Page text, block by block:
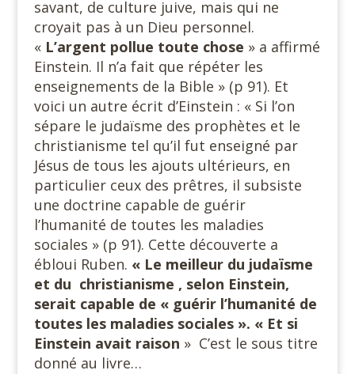
savant, de culture juive, mais qui ne
croyait pas à un Dieu personnel.
« L’argent pollue toute chose » a affirmé
Einstein. Il n’a fait que répéter les
enseignements de la Bible » (p 91). Et
voici un autre écrit d’Einstein : « Si l’on
sépare le judaïsme des prophètes et le
christianisme tel qu’il fut enseigné par
Jésus de tous les ajouts ultérieurs, en
particulier ceux des prêtres, il subsiste
une doctrine capable de guérir
l’humanité de toutes les maladies
sociales » (p 91). Cette découverte a
ébloui Ruben. « Le meilleur du judaïsme
et du christianisme , selon Einstein,
serait capable de « guérir l’humanité de
toutes les maladies sociales ». « Et si
Einstein avait raison » C’est le sous titre
donné au livre…